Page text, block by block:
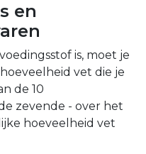
en
is, moet je
vet die je
de 10
zevende - over het
hoeveelheid vet